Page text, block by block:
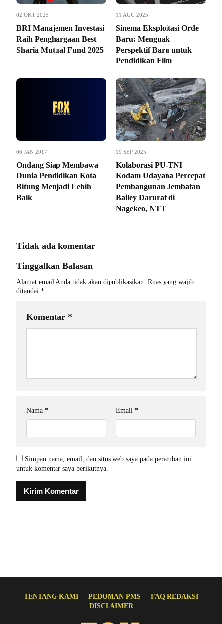
02 OKT 2025
BRI Manajemen Investasi
Raih Penghargaan Best
Sharia Mutual Fund 2025
11 AGU 2025
Sinema Eksploitasi Orde
Baru: Menguak
Perspektif Baru untuk
Pendidikan Film
06 JAN 2017
Ondang Siap Membawa
Dunia Pendidikan Kota
Bitung Menjadi Lebih
Baik
19 SEP 2025
Kolaborasi PU-TNI
Kodam Udayana Percepat
Pembangunan Jembatan
Bailey Darurat di
Nagekeo, NTT
Tidak ada komentar
Tinggalkan Balasan
Alamat email Anda tidak akan dipublikasikan. Ruas yang wajib
ditandai *
Komentar *
Nama * Email *
Simpan nama, email, dan situs web saya pada peramban ini
untuk komentar saya berikutnya.
TENTANG KAMI PEDOMAN PMS
FAQ REDAKSI
DISCLAIMER